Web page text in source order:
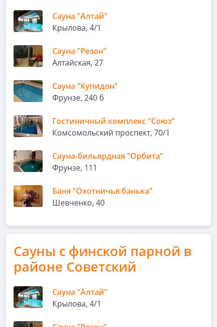
Сауна "Алтай"
Крылова, 4/1
Сауна "Резон"
Алтайская, 27
Сауна "Купидон"
Фрунзе, 240 б
Гостиничный комплекс "Союз"
Комсомольский проспект, 70/1
Сауна-бильярдная "Орбита"
Фрунзе, 111
Баня "Охотничья банька"
Шевченко, 40
Сауны с финской парной в
районе Советский
Сауна "Алтай"
Крылова, 4/1